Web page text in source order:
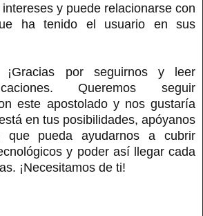
y puede relacionarse con
ha tenido el usuario en sus
¡Gracias por seguirnos y leer
Queremos seguir
este apostolado y nos gustaría
en tus posibilidades, apóyanos
que pueda ayudarnos a cubrir
y poder así llegar cada
¡Necesitamos de ti!